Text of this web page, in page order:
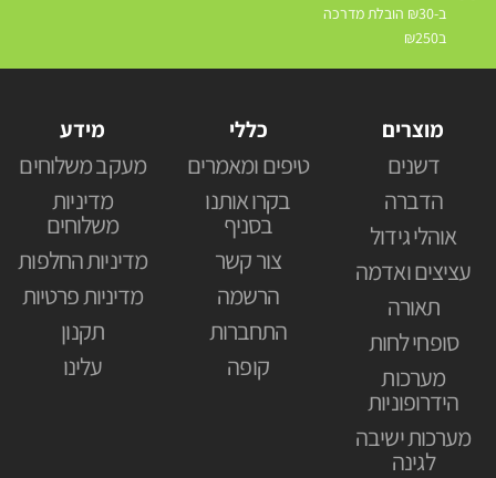
ב-₪30 הובלת מדרכה
ב₪250
מוצרים
דשנים
הדברה
אוהלי גידול
עציצים ואדמה
תאורה
סופחי לחות
מערכות
הידרופוניות
מערכות ישיבה
לגינה
כללי
טיפים ומאמרים
בקרו אותנו
בסניף
צור קשר
הרשמה
התחברות
קופה
מידע
מעקב משלוחים
מדיניות
משלוחים
מדיניות החלפות
מדיניות פרטיות
תקנון
עלינו